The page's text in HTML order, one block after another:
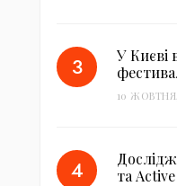
У Києві
10 ЖОВТНЯ,
та